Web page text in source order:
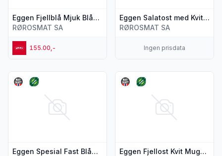
Eggen Fjellblå Mjuk Blåmuggost 250g
RØROSMAT SA
155.00,-
Eggen Salatost med Kvitløk
RØROSMAT SA
Ingen prisdata
Eggen Spesial Fast Blåmuggost Økologisk 250g
Vis flere detaljer for produktet "Eggen Spesial Fast
Eggen Fjellost Kvit Muggost 250g
Vis flere detaljer for